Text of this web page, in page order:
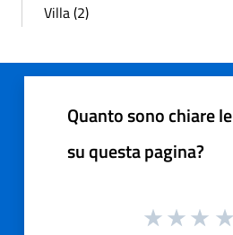
Villa (2)
Quanto sono chiare
su questa pagina?